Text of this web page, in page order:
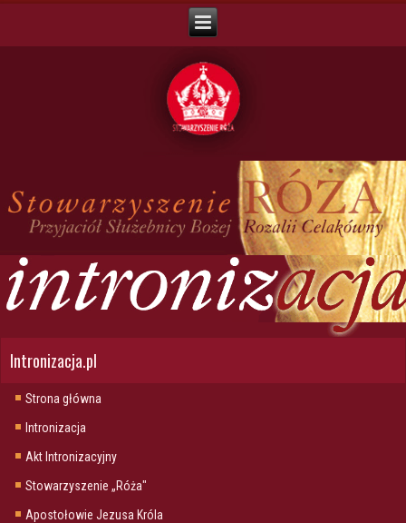
Intronizacja.pl
Strona główna
Intronizacja
Akt Intronizacyjny
Stowarzyszenie „Róża"
Apostołowie Jezusa Króla